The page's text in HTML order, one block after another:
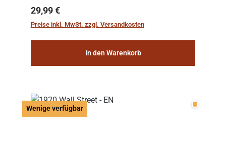
cinema. In 1902, he filmed his most famous
work: “Le Voyage dans la Lune” (“A Trip to...
Regulärer Preis:
29,99 €
Preise inkl. MwSt. zzgl. Versandkosten
In den Warenkorb
Wenige verfügbar Wenige